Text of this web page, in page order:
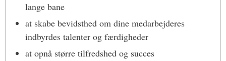
lange bane
at skabe bevidsthed om dine medarbejderes
indbyrdes talenter og færdigheder
at opnå større tilfredshed og succes